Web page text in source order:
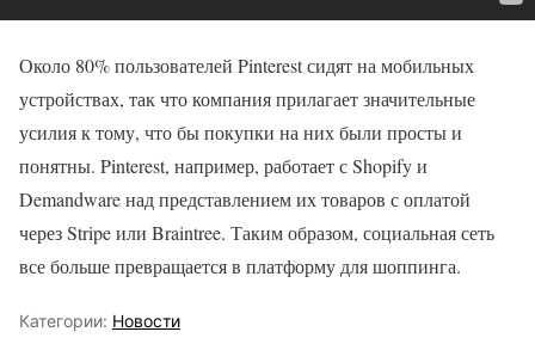
Около 80% пользователей Pinterest сидят на мобильных
устройствах, так что компания прилагает значительные
усилия к тому, что бы покупки на них были просты и
понятны. Pinterest, например, работает с Shopify и
Demandware над представлением их товаров с оплатой
через Stripe или Braintree. Таким образом, социальная сеть
все больше превращается в платформу для шоппинга.
Категории: Новости